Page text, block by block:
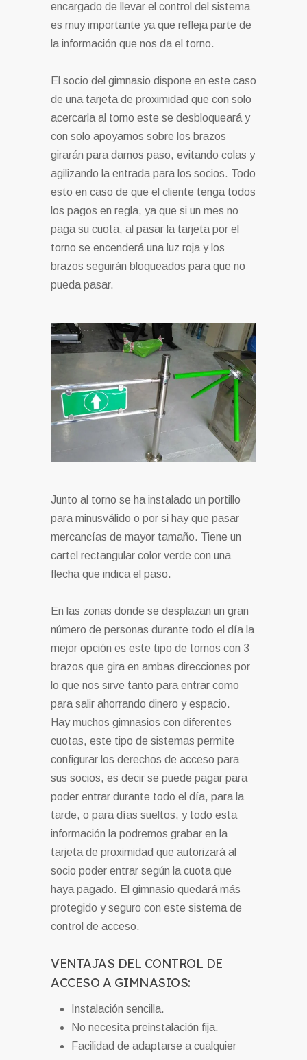
encargado de llevar el control del sistema
es muy importante ya que refleja parte de
la información que nos da el torno.
El socio del gimnasio dispone en este caso
de una tarjeta de proximidad que con solo
acercarla al torno este se desbloqueará y
con solo apoyarnos sobre los brazos
girarán para darnos paso, evitando colas y
agilizando la entrada para los socios. Todo
esto en caso de que el cliente tenga todos
los pagos en regla, ya que si un mes no
paga su cuota, al pasar la tarjeta por el
torno se encenderá una luz roja y los
brazos seguirán bloqueados para que no
pueda pasar.
Junto al torno se ha instalado un portillo
para minusválido o por si hay que pasar
mercancías de mayor tamaño. Tiene un
cartel rectangular color verde con una
flecha que indica el paso.
En las zonas donde se desplazan un gran
número de personas durante todo el día la
mejor opción es este tipo de tornos con 3
brazos que gira en ambas direcciones por
lo que nos sirve tanto para entrar como
para salir ahorrando dinero y espacio.
Hay muchos gimnasios con diferentes
cuotas, este tipo de sistemas permite
configurar los derechos de acceso para
sus socios, es decir se puede pagar para
poder entrar durante todo el día, para la
tarde, o para días sueltos, y todo esta
información la podremos grabar en la
tarjeta de proximidad que autorizará al
socio poder entrar según la cuota que
haya pagado. El gimnasio quedará más
protegido y seguro con este sistema de
control de acceso.
VENTAJAS DEL CONTROL DE
ACCESO A GIMNASIOS:
Instalación sencilla.
No necesita preinstalación fija.
Facilidad de adaptarse a cualquier